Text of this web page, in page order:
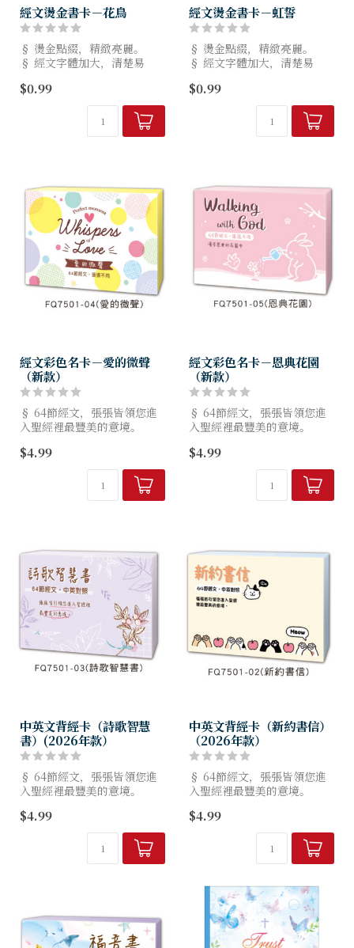
經文燙金書卡－花鳥
§ 燙金點綴，精緻亮麗。
§ 經文字體加大，清楚易
§ 規格：5.5x14cm，8種款
§ 台灣設計製造，品質有保
$0.99
經文燙金書卡－虹誓
§ 燙金點綴，精緻亮麗。
§ 經文字體加大，清楚易
§ 規格：5.5x14cm，8種款
§ 台灣設計製造，品質有保
$0.99
經文彩色名卡－愛的微聲
（新款）
§ 64節經文，張張皆領您進
入聖經裡最豐美的意境。
寫。
§ 紙張經SGS無毒檢測，大豆
油墨印刷，環保不污染。
§ 紙張通過...
$4.99
經文彩色名卡－恩典花園
（新款）
§ 64節經文，張張皆領您進
入聖經裡最豐美的意境。
寫。
§ 紙張經SGS無毒檢測，大豆
油墨印刷，環保不污染。
§ 紙張通過...
$4.99
中英文背經卡（詩歌智慧
書）(2026年款）
§ 64節經文，張張皆領您進
入聖經裡最豐美的意境。
寫。
§ 紙張經SGS無毒檢測，大豆
油墨印刷，環保不污染。
§ 紙張通過...
$4.99
中英文背經卡（新約書信）
（2026年款）
§ 64節經文，張張皆領您進
入聖經裡最豐美的意境。
寫。
§ 紙張經SGS無毒檢測，大豆
油墨印刷，環保不污染。
§ 紙張通過...
$4.99